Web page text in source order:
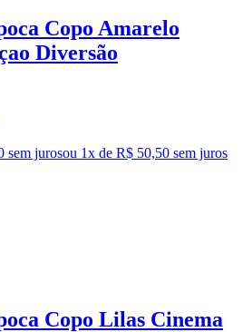
Copo Amarelo
Diversão
sem jurosou 1x de R$ 50,50 sem juros
Copo Lilas Cinema